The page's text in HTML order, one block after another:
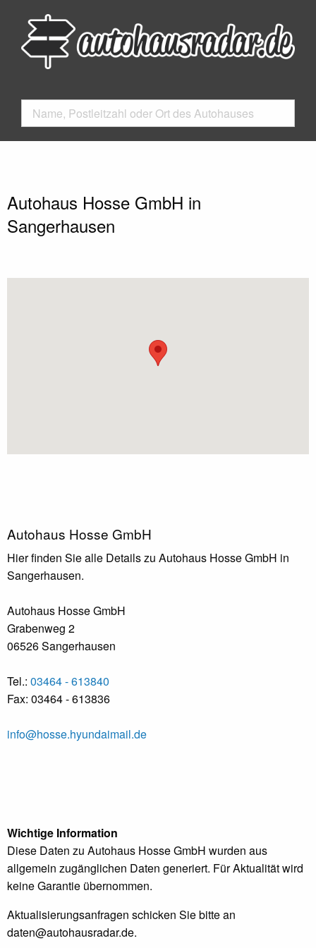
Autohaus Hosse GmbH in
Sangerhausen
Autohaus Hosse GmbH
Hier finden Sie alle Details zu Autohaus Hosse GmbH in
Sangerhausen.
Autohaus Hosse GmbH
Grabenweg 2
06526 Sangerhausen
Tel.: 03464 - 613840
Fax: 03464 - 613836
info@hosse.hyundaimail.de
Wichtige Information
Diese Daten zu Autohaus Hosse GmbH wurden aus
allgemein zugänglichen Daten generiert. Für Aktualität wird
keine Garantie übernommen.
Aktualisierungsanfragen schicken Sie bitte an
daten@autohausradar.de.